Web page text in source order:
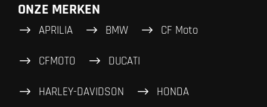
ONZE MERKEN
APRILIA BMW CF Moto
CFMOTO DUCATI
HARLEY-DAVIDSON HONDA